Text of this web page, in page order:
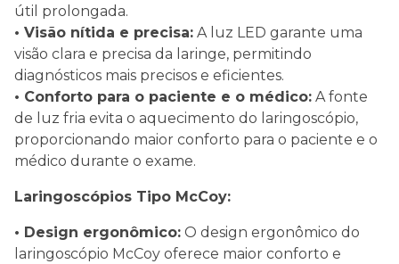
útil prolongada.
• Visão nítida e precisa: A luz LED garante uma
visão clara e precisa da laringe, permitindo
diagnósticos mais precisos e eficientes.
• Conforto para o paciente e o médico: A fonte
de luz fria evita o aquecimento do laringoscópio,
proporcionando maior conforto para o paciente e o
médico durante o exame.
Laringoscópios Tipo McCoy:
• Design ergonômico: O design ergonômico do
laringoscópio McCoy oferece maior conforto e